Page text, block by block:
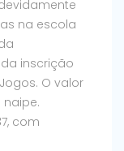
na escola
inscrição
O valor
com